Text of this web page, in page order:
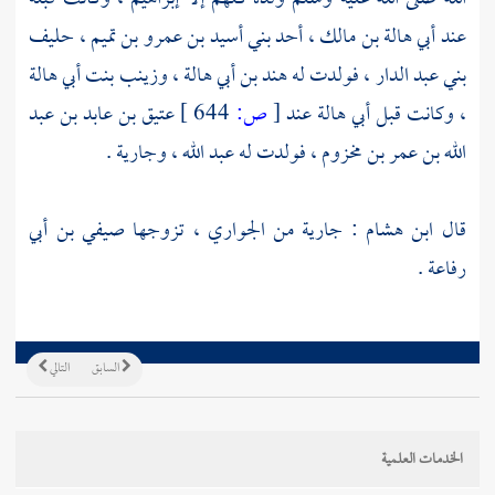
عندأبي هالة بن مالك، أحدبني أسيد بن عمرو بن تميم، حليف
بني عبد الدار، فولدت لههند بن أبي هالة،وزينب بنت أبي هالة
، وكانت قبلأبي هالةعند[ص:
عتيق بن عابد بن عبد
الله بن عمر بن مخزوم، فولدت لهعبد الله، وجارية .
قال ابن هشام : جارية من الجواري ، تزوجها صيفي بن أبي
رفاعة.
التالي السابق
الخدمات العلمية